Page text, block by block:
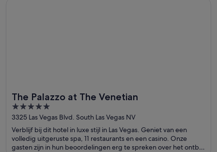
The Palazzo at The Venetian
5
out
of
5
3325 Las Vegas Blvd. South Las Vegas NV
Verblijf bij dit hotel in luxe stijl in Las Vegas. Geniet van een
volledig uitgeruste spa, 11 restaurants en een casino. Onze
gasten zijn in hun beoordelingen erg te spreken over het ontbijt